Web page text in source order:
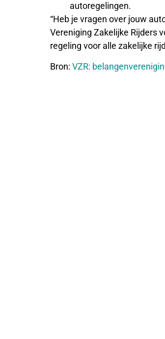
autoregelingen.
“Heb je vragen over jouw
Vereniging Zakelijke Rijders
regeling voor alle zakelijke
Bron: VZR: